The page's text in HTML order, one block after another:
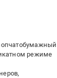
режиме